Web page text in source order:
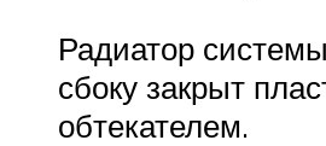
Радиатор
сбоку закрыт
обтекателем.